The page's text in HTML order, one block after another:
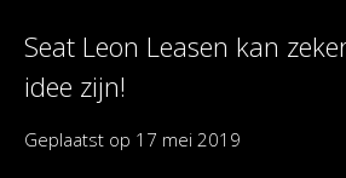
Seat Leon Leasen kan
idee zijn!
Geplaatst op 17 mei 2019